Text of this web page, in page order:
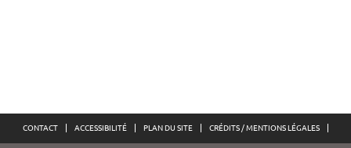
CONTACT ACCESSIBILITÉ PLAN DU SITE CRÉDITS / MENTIONS LÉGALES